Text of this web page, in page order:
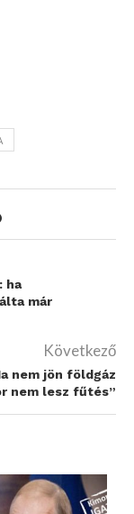
ha
már
Következő
nem jön földgáz
nem lesz fűtés”